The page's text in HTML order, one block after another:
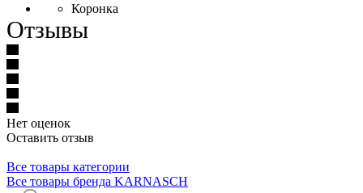
Коронка
Отзывы
Нет оценок
Оставить отзыв
Все товары категории
Все товары бренда KARNASCH